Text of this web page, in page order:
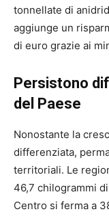
tonnellate di
aggiunge un
di euro grazie ai
Persistono
del Paese
Nonostante la
differenziata,
territoriali. Le
46,7 chilogrammi
Centro si ferma a